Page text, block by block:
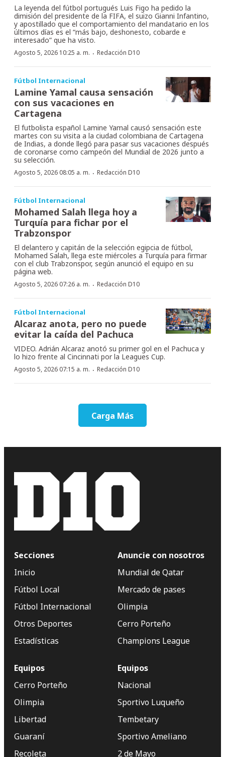
La leyenda del fútbol portugués Luis Figo ha pedido la
dimisión del presidente de la FIFA, el suizo Gianni Infantino,
y apostillado que el comportamiento del mandatario en los
últimos días es el “más bajo, deshonesto, cobarde e
interesado” que ha visto.
Agosto 5, 2026 10:25 a. m. · Redacción D10
Fútbol Internacional
Lamine Yamal causa sensación
con sus vacaciones en
Cartagena
El futbolista español Lamine Yamal causó sensación este
martes con su visita a la ciudad colombiana de Cartagena
de Indias, a donde llegó para pasar sus vacaciones después
de coronarse como campeón del Mundial de 2026 junto a
su selección.
Agosto 5, 2026 08:05 a. m. · Redacción D10
Fútbol Internacional
Mohamed Salah llega hoy a
Turquía para fichar por el
Trabzonspor
El delantero y capitán de la selección egipcia de fútbol,
Mohamed Salah, llega este miércoles a Turquía para firmar
con el club Trabzonspor, según anunció el equipo en su
página web.
Agosto 5, 2026 07:26 a. m. · Redacción D10
Fútbol Internacional
Alcaraz anota, pero no puede
evitar la caída del Pachuca
VIDEO. Adrián Alcaraz anotó su primer gol en el Pachuca y
lo hizo frente al Cincinnati por la Leagues Cup.
Agosto 5, 2026 07:15 a. m. · Redacción D10
Carga Más
Secciones
Inicio
Fútbol Local
Fútbol Internacional
Otros Deportes
Estadísticas
Anuncie con nosotros
Mundial de Qatar
Mercado de pases
Olimpia
Cerro Porteño
Champions League
Equipos
Cerro Porteño
Olimpia
Libertad
Guaraní
Recoleta
Equipos
Nacional
Sportivo Luqueño
Tembetary
Sportivo Ameliano
2 de Mayo